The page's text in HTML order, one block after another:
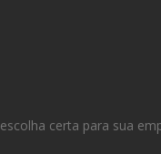
certa para sua